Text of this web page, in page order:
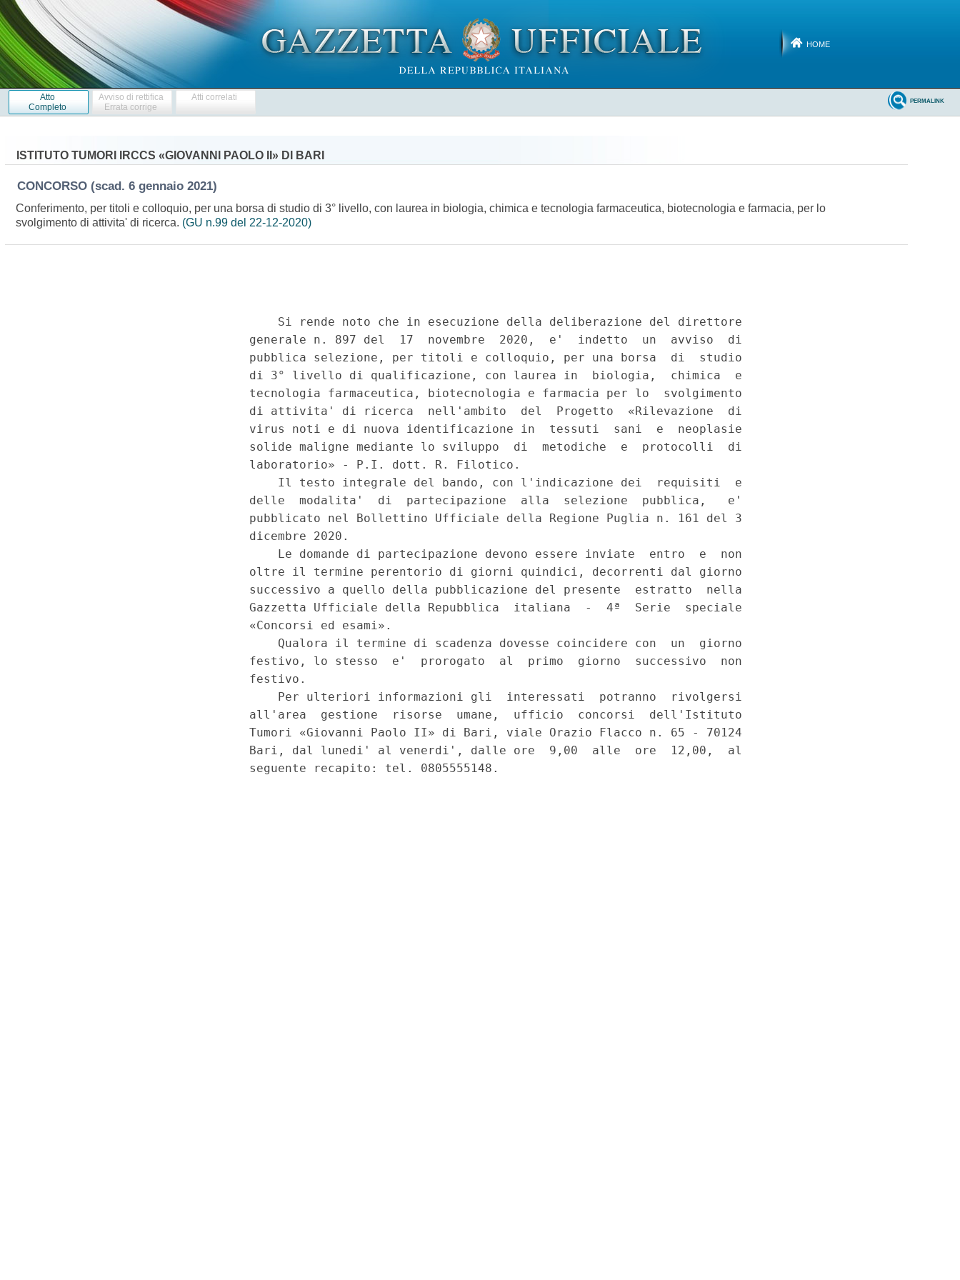
HOME
Atto
Completo
Avviso di rettifica
Errata corrige
Atti correlati PERMALINK
ISTITUTO TUMORI IRCCS «GIOVANNI PAOLO II» DI BARI
CONCORSO (scad. 6 gennaio 2021)
Conferimento, per titoli e colloquio, per una borsa di studio di 3° livello, con laurea in biologia, chimica e tecnologia farmaceutica, biotecnologia e farmacia, per lo
svolgimento di attivita' di ricerca. (GU n.99 del 22-12-2020)